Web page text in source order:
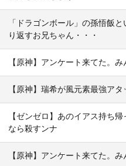
「ドラゴンボール」の孫悟飯
り返すお兄ちゃん・・・
【原神】アンケート来てた。
【原神】瑞希が風元素最強ア
【ゼンゼロ】あのイアス持ち
なら殺すンナ
【原神】アンケート来てた。